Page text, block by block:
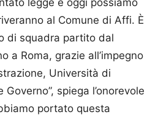
al Comune di Affi. È
di squadra partito dal
a Roma, grazie all’impegno
Università di
spiega l’onorevole
portato questa